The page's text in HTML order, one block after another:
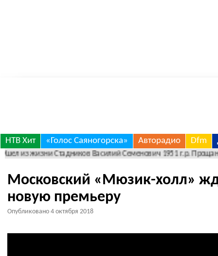
Skip
to
НТВ Хит «Голос Саяногорска» Авторадио Dfm
жизни Стадников Василий Семенович 1951 г.р. Прощание
Московский «Мюзик-холл»
новую премьеру
Опубликовано 4 октября 2018